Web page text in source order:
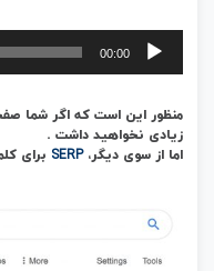
پخش‌کننده
صوت
00:00
منظور این است که اگر شما
زیادی نخواهید داشت .
اما از سوی دیگر،SERP برای